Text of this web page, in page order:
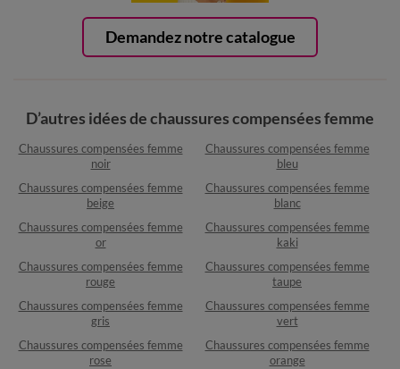
Demandez notre catalogue
D’autres idées de chaussures compensées femme
Chaussures compensées femme
noir
Chaussures compensées femme
bleu
Chaussures compensées femme
beige
Chaussures compensées femme
blanc
Chaussures compensées femme
or
Chaussures compensées femme
kaki
Chaussures compensées femme
rouge
Chaussures compensées femme
taupe
Chaussures compensées femme
gris
Chaussures compensées femme
vert
Chaussures compensées femme
rose
Chaussures compensées femme
orange